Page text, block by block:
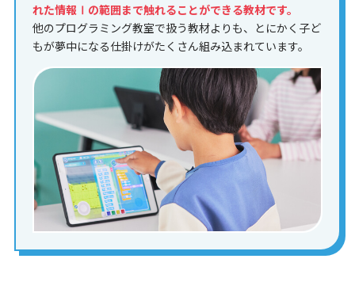
れた情報Ⅰの範囲まで触れることができる教材です。
他のプログラミング教室で扱う教材よりも、とにかく子ど
もが夢中になる仕掛けがたくさん組み込まれています。